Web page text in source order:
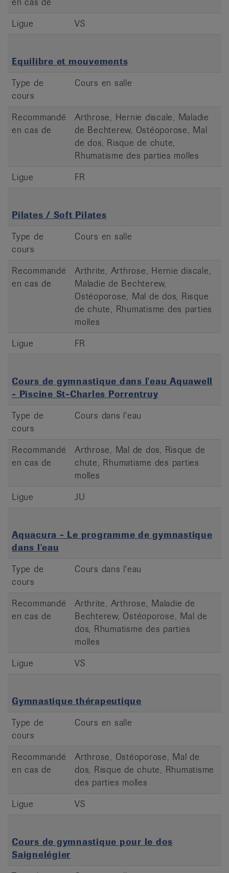
Ligue
VS
Equilibre et mouvements
Type de
cours
Cours en salle
Recommandé
en cas de
Arthrose, Hernie discale, Maladie
de Bechterew, Ostéoporose, Mal
de dos, Risque de chute,
Rhumatisme des parties molles
Ligue
FR
Pilates / Soft Pilates
Type de
cours
Cours en salle
Recommandé
en cas de
Arthrite, Arthrose, Hernie discale,
Maladie de Bechterew,
Ostéoporose, Mal de dos, Risque
de chute, Rhumatisme des parties
molles
Ligue
FR
Cours de gymnastique dans l'eau Aquawell
- Piscine St-Charles Porrentruy
Type de
cours
Cours dans l'eau
Recommandé
en cas de
Arthrose, Mal de dos, Risque de
chute, Rhumatisme des parties
molles
Ligue
JU
Aquacura - Le programme de gymnastique
dans l'eau
Type de
cours
Cours dans l'eau
Recommandé
en cas de
Arthrite, Arthrose, Maladie de
Bechterew, Ostéoporose, Mal de
dos, Rhumatisme des parties
molles
Ligue
VS
Gymnastique thérapeutique
Type de
cours
Cours en salle
Recommandé
en cas de
Arthrose, Ostéoporose, Mal de
dos, Risque de chute, Rhumatisme
des parties molles
Ligue
VS
Cours de gymnastique pour le dos
Saignelégier